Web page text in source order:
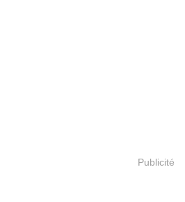
Publicité